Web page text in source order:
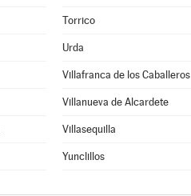
Torrico
Urda
Villafranca de los Caballeros
Villanueva de Alcardete
Villasequilla
Yunclillos